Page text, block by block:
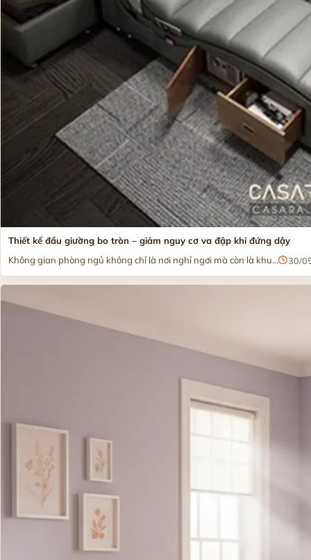
Thiết kế đầu giường bo tròn – giảm nguy cơ va đập khi đứng dậy
Không gian phòng ngủ không chỉ là nơi nghỉ ngơi mà còn là khu...
30/